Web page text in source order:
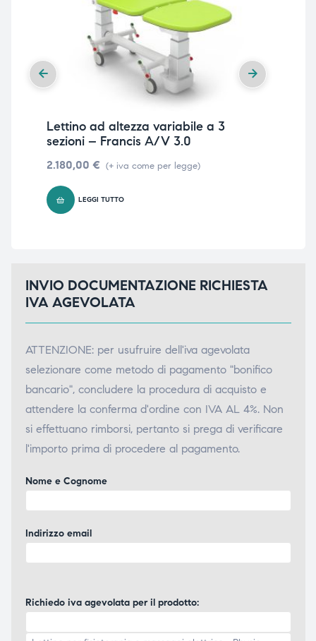
Lettino ad altezza variabile a 3
sezioni – Francis A/V 3.0
2.180,00 € (+ iva come per legge)
LEGGI TUTTO
INVIO DOCUMENTAZIONE RICHIESTA
IVA AGEVOLATA
ATTENZIONE: per usufruire dell'iva agevolata
selezionare come metodo di pagamento "bonifico
bancario", concludere la procedura di acquisto e
attendere la conferma d'ordine con IVA AL 4%. Non
si effettuano rimborsi, pertanto si prega di verificare
l'importo prima di procedere al pagamento.
Nome e Cognome
Indirizzo email
Richiedo iva agevolata per il prodotto: